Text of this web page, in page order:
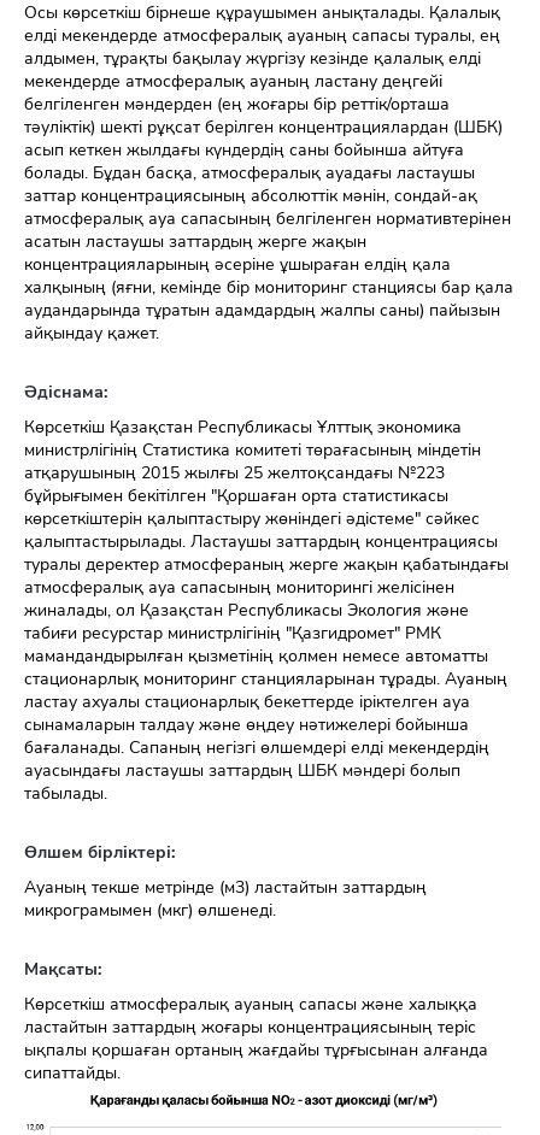
Осы көрсеткіш бірнеше құраушымен анықталады. Қалалық
елді мекендерде атмосфералық ауаның сапасы туралы, ең
алдымен, тұрақты бақылау жүргізу кезінде қалалық елді
мекендерде атмосфералық ауаның ластану деңгейі
белгіленген мәндерден (ең жоғары бір реттік/орташа
тәуліктік) шекті рұқсат берілген концентрациялардан (ШБК)
асып кеткен жылдағы күндердің саны бойынша айтуға
болады. Бұдан басқа, атмосфералық ауадағы ластаушы
заттар концентрациясының абсолюттік мәнін, сондай-ақ
атмосфералық ауа сапасының белгіленген нормативтерінен
асатын ластаушы заттардың жерге жақын
концентрацияларының әсеріне ұшыраған елдің қала
халқының (яғни, кемінде бір мониторинг станциясы бар қала
аудандарында тұратын адамдардың жалпы саны) пайызын
айқындау қажет.
Әдіснама:
Көрсеткіш Қазақстан Республикасы Ұлттық экономика
министрлігінің Статистика комитеті төрағасының міндетін
атқарушының 2015 жылғы 25 желтоқсандағы №223
бұйрығымен бекітілген "Қоршаған орта статистикасы
көрсеткіштерін қалыптастыру жөніндегі әдістеме" сәйкес
қалыптастырылады. Ластаушы заттардың концентрациясы
туралы деректер атмосфераның жерге жақын қабатындағы
атмосфералық ауа сапасының мониторингі желісінен
жиналады, ол Қазақстан Республикасы Экология және
табиғи ресурстар министрлігінің "Қазгидромет" РМК
мамандандырылған қызметінің қолмен немесе автоматты
стационарлық мониторинг станцияларынан тұрады. Ауаның
ластау ахуалы стационарлық бекеттерде іріктелген ауа
сынамаларын талдау және өңдеу нәтижелері бойынша
бағаланады. Сапаның негізгі өлшемдері елді мекендердің
ауасындағы ластаушы заттардың ШБК мәндері болып
табылады.
Өлшем бірліктері:
Ауаның текше метрінде (м3) ластайтын заттардың
микрограмымен (мкг) өлшенеді.
Мақсаты:
Көрсеткіш атмосфералық ауаның сапасы және халыққа
ластайтын заттардың жоғары концентрациясының теріс
ықпалы қоршаған ортаның жағдайы тұрғысынан алғанда
сипаттайды.